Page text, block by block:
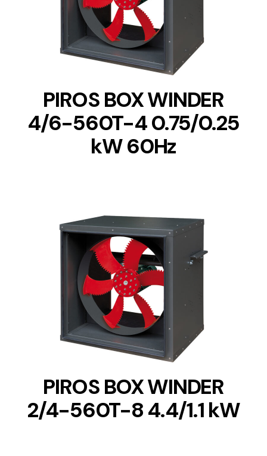
DETAILS
PIROS BOX WINDER
4/6-560T-4 0.75/0.25
kW 60Hz
DETAILS
PIROS BOX WINDER
2/4-560T-8 4.4/1.1 kW